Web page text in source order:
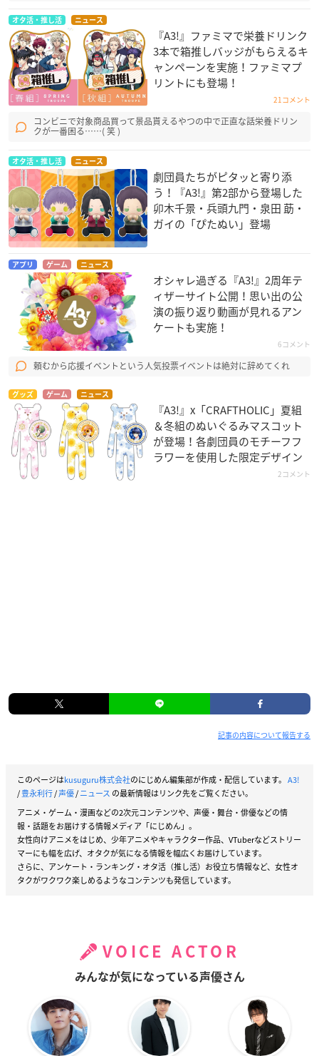
オタ活・推し活 ニュース
『A3!』ファミマで栄養ドリンク
3本で箱推しバッジがもらえるキ
ャンペーンを実施！ファミマプ
リントにも登場！
21コメント
コンビニで対象商品買って景品貰えるやつの中で正直な話栄養ドリン
クが一番困る……( 笑 )
オタ活・推し活 ニュース
劇団員たちがピタッと寄り添
う！『A3!』第2部から登場した
卯木千景・兵頭九門・泉田 莇・
ガイの「ぴたぬい」登場
アプリ ゲーム ニュース
オシャレ過ぎる『A3!』2周年テ
ィザーサイト公開！思い出の公
演の振り返り動画が見れるアン
ケートも実施！
6コメント
頼むから応援イベントという人気投票イベントは絶対に辞めてくれ
グッズ ゲーム ニュース
『A3!』x「CRAFTHOLIC」夏組
＆冬組のぬいぐるみマスコット
が登場！各劇団員のモチーフフ
ラワーを使用した限定デザイン
2コメント
記事の内容について報告する
このページはkusuguru株式会社のにじめん編集部が作成・配信しています。 A3!
/豊永利行/声優/ニュース の最新情報はリンク先をご覧ください。
アニメ・ゲーム・漫画などの2次元コンテンツや、声優・舞台・俳優などの情
報・話題をお届けする情報メディア「にじめん」。
女性向けアニメをはじめ、少年アニメやキャラクター作品、VTuberなどストリー
マーにも幅を広げ、オタクが気になる情報を幅広くお届けしています。
さらに、アンケート・ランキング・オタ活（推し活）お役立ち情報など、女性オ
タクがワクワク楽しめるようなコンテンツも発信しています。
VOICE ACTOR
みんなが気になっている声優さん